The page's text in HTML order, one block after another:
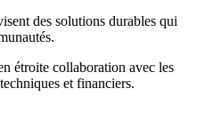
des solutions durables qui
étroite collaboration avec les
et financiers.